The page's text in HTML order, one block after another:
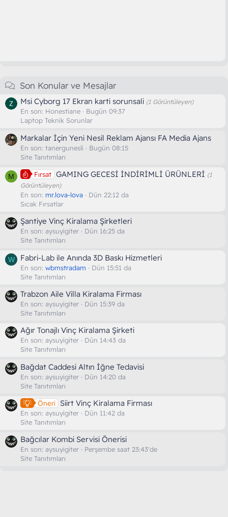
Son Konular ve Mesajlar
Msi Cyborg 17 Ekran karti sorunsali (1 Görüntüleyen)
En son: Honestiane
Bugün 09:37
Laptop Teknik Sorunlar
Markalar İçin Yeni Nesil Reklam Ajansı FA Media Ajans
En son: tanergunesli
Bugün 08:15
Site Tanıtımları
M Fırsat GAMING GECESİ İNDİRİMLİ ÜRÜNLERİ (1
Görüntüleyen)
En son: mr.lova-lova
Dün 22:12 da
Sıcak Fırsatlar
Şantiye Vinç Kiralama Şirketleri
En son: aysuyigiter
Dün 16:25 da
Site Tanıtımları
W Fabri-Lab ile Anında 3D Baskı Hizmetleri
En son: wbmstradam
Dün 15:51 da
Site Tanıtımları
Trabzon Aile Villa Kiralama Firması
En son: aysuyigiter
Dün 15:39 da
Site Tanıtımları
Ağır Tonajlı Vinç Kiralama Şirketi
En son: aysuyigiter
Dün 14:43 da
Site Tanıtımları
Bağdat Caddesi Altın İğne Tedavisi
En son: aysuyigiter
Dün 14:20 da
Site Tanıtımları
Öneri Siirt Vinç Kiralama Firması
En son: aysuyigiter
Dün 11:42 da
Site Tanıtımları
Bağcılar Kombi Servisi Önerisi
En son: aysuyigiter
Perşembe saat 23:43'de
Site Tanıtımları